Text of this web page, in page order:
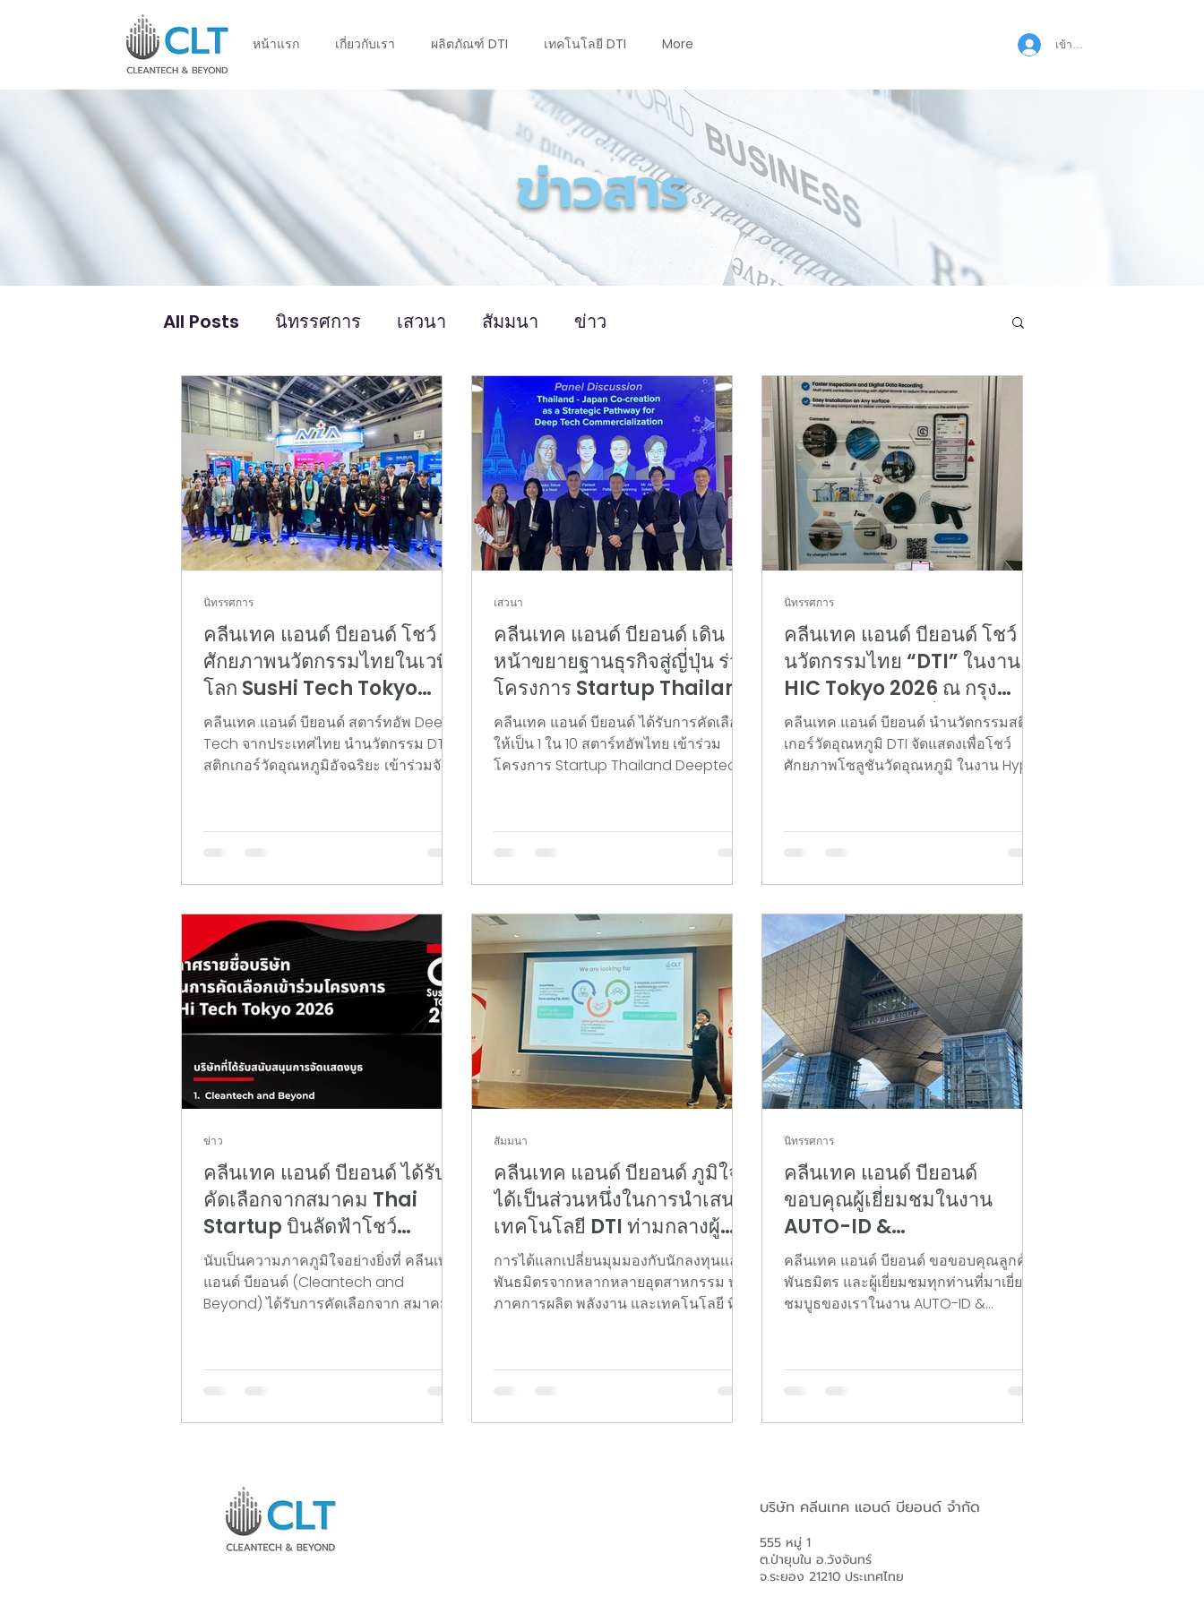
หน้าแรก เกี่ยวกับเรา ผลิตภัณฑ์ DTI เทคโนโลยี DTI More เข้าสู่ระบบ
ข่าวสาร
All Posts นิทรรศการ เสวนา สัมมนา ข่าว
คลีนเทค แอนด์ บียอนด์ โชว์
ศักยภาพนวัตกรรมไทยในเวที
โลก SusHi Tech Tokyo
2026
คลีนเทค แอนด์ บียอนด์ สตาร์ทอัพ Deep
Tech จากประเทศไทย นำนวัตกรรม DTI
สติกเกอร์วัดอุณหภูมิอัจฉริยะ เข้าร่วมจัด
ตอกย้ำความพร้อมในการขยายฐาน
บุญเฟื่อง ผู้อำนวยการสำนักงานนวัตกรรม
แห่งชาติ (NIA) ร่วมกับ นายวิชชุ เวชชา
ชีวะ เอกอัครราชทูตไทย ณ กรุงโตเกียว ได้
ให้เกียรติเป็นประธานเปิดโซน Thailand
Pavilion อ
นิทรรศการ
คลีนเทค แอนด์ บียอนด์ เดิน
หน้าขยายฐานธุรกิจสู่ญี่ปุ่น ร่วม
โครงการ Startup Thailand
Deeptech Venture 2026
คลีนเทค แอนด์ บียอนด์ ได้รับการคัดเลือก
ให้เป็น 1 ใน 10 สตาร์ทอัพไทย เข้าร่วม
โครงการ Startup Thailand Deeptech
เป้าหมายสำคัญในการผลักดันนวัตกรรม
งานผลิตภัณฑ์ Proof of Concept (POC)
ร่วมกับพันธมิตรธุรกิจในญี่ปุ่น โดยในครั้ง
นี้ ผศ.ดร.พิชญ พิพัฒนสัตยวงศ์ CEO ของ
คลีนเทค แอนด์ บียอนด์ ได้เดินทางไปร่วม
เสวนา
คลีนเทค แอนด์ บียอนด์ โชว์
นวัตกรรมไทย “DTI” ในงาน
HIC Tokyo 2026 ณ กรุง
โตเกียว ประเทศญี่ปุ่น
คลีนเทค แอนด์ บียอนด์ นำนวัตกรรมสติก
เกอร์วัดอุณหภูมิ DTI จัดแสดงเพื่อโชว์
ศักยภาพโซลูชันวัดอุณหภูมิ ในงาน Hyper
เมื่อวันที่ 6-7 มีนาคม 2569 ที่ผ่านมา ขอ
เป็นพื้นที่สำคัญที่ช่วยเชื่อมต่อเหล่านักวิจัย
นักลงทุน และสตาร์ทอัพจากหลากหลาย
สาขาเข้าด้วยกัน นอกจากนี้ ขอขอบคุณ
พาร์ทเนอร์ทางธุรกิจ รวมถึงผู้ที่ส
นิทรรศการ
คลีนเทค แอนด์ บียอนด์ ได้รับ
คัดเลือกจากสมาคม Thai
Startup บินลัดฟ้าโชว์
นวัตกรรมไทยในงาน SusHi
Tech Tokyo 2026 ณ กรุง
โตเกียว ประเทศญี่ปุ่น
นับเป็นความภาคภูมิใจอย่างยิ่งที่ คลีนเทค
แอนด์ บียอนด์ (Cleantech and
Beyond) ได้รับการคัดเลือกจาก สมาคม
ไปขยายโอกาสทางธุรกิจ และโชว์วิสัย
และเหล่านักลงทุนชั้นนำไว้ในที่เดียว โดย
จะจัดขึ้นในวันที่ 27-29 เมษายน 2569 ณ
กรุงโตเกียว
ข่าว
คลีนเทค แอนด์ บียอนด์ ภูมิใจที่
ได้เป็นส่วนหนึ่งในการนำเสนอ
เทคโนโลยี DTI ท่ามกลางผู้นำ
นวัตกรรมระดับโลก
การได้แลกเปลี่ยนมุมมองกับนักลงทุนและ
พันธมิตรจากหลากหลายอุตสาหกรรม ทั้ง
ภาคการผลิต พลังงาน และเทคโนโลยี ที่
กรุงโตเกียว ประเทศญี่ปุ่น ไม่เพียงแต่
สัมมนา
คลีนเทค แอนด์ บียอนด์
ขอบคุณผู้เยี่ยมชมในงาน
AUTO-ID &
COMMUNICATION EXPO
2025
คลีนเทค แอนด์ บียอนด์ ขอขอบคุณลูกค้า
พันธมิตร และผู้เยี่ยมชมทุกท่านที่มาเยี่ยม
ชมบูธของเราในงาน AUTO-ID &
นิทรรศการ
บริษัท คลีนเทค แอนด์ บียอนด์ จำกัด
555 หมู่ 1
ต.ป่ายุบใน อ.วังจันทร์
จ.ระยอง 21210 ประเทศไทย